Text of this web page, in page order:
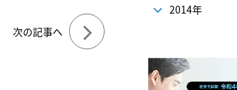
次の記事へ
2014年